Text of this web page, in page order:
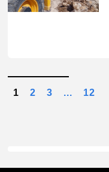
1 2 3 ... 12